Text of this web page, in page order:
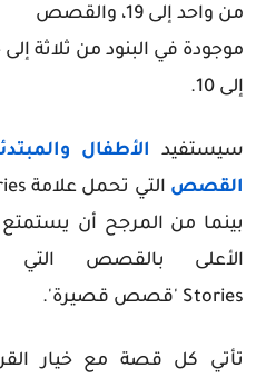
من واحد إلى 19، والقصص
موجودة في البنود من ثلاثة
إلى 10.
سيستفيد
الأطفال
القصص التي تحمل علامة
بينما من المرجح أن
الأعلى بالقصص
Stories 'قصص قصيرة'.
تأتي كل قصة مع خيار